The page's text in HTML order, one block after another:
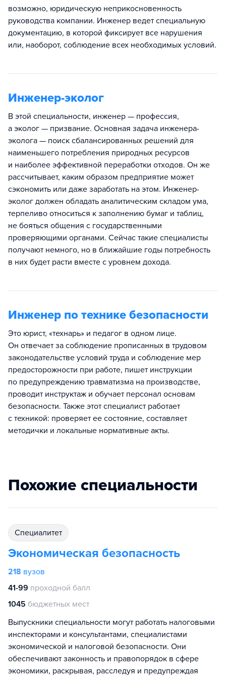
возможно, юридическую неприкосновенность
руководства компании. Инженер ведет специальную
документацию, в которой фиксирует все нарушения
или, наоборот, соблюдение всех необходимых условий.
Инженер-эколог
В этой специальности, инженер — профессия,
а эколог — призвание. Основная задача инженера-
эколога — поиск сбалансированных решений для
наименьшего потребления природных ресурсов
и наиболее эффективной переработки отходов. Он же
рассчитывает, каким образом предприятие может
сэкономить или даже заработать на этом. Инженер-
эколог должен обладать аналитическим складом ума,
терпеливо относиться к заполнению бумаг и таблиц,
не бояться общения с государственными
проверяющими органами. Сейчас такие специалисты
получают немного, но в ближайшие годы потребность
в них будет расти вместе с уровнем дохода.
Инженер по технике безопасности
Это юрист, «технарь» и педагог в одном лице.
Он отвечает за соблюдение прописанных в трудовом
законодательстве условий труда и соблюдение мер
предосторожности при работе, пишет инструкции
по предупреждению травматизма на производстве,
проводит инструктаж и обучает персонал основам
безопасности. Также этот специалист работает
с техникой: проверяет ее состояние, составляет
методички и локальные нормативные акты.
Похожие специальности
специалитет
Экономическая безопасность
218 вузов
41-99 проходной балл
1045 бюджетных мест
Выпускники специальности могут работать налоговыми
инспекторами и консультантами, специалистами
экономической и налоговой безопасности. Они
обеспечивают законность и правопорядок в сфере
экономики, раскрывая, расследуя и предупреждая